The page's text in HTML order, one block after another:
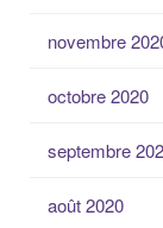
novembre
octobre 2020
septembre
août 2020